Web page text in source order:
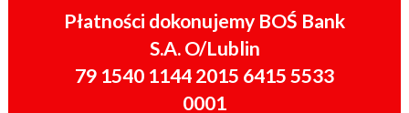
Płatności dokonujemy BOŚ Bank
S.A. O/Lublin
79 1540 1144 2015 6415 5533
0001